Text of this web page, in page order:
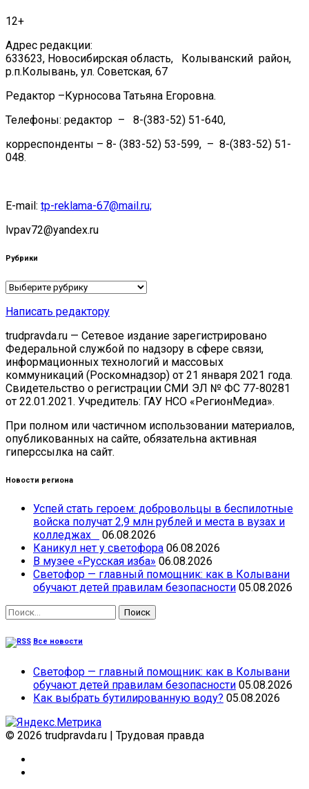
12+
Адрес редакции:
633623, Новосибирская область, Колыванский район,
р.п.Колывань, ул. Советская, 67
Редактор –Курносова Татьяна Егоровна.
Телефоны: редактор – 8-(383-52) 51-640,
корреспонденты – 8- (383-52) 53-599, – 8-(383-52) 51-
048.
E-mail: tp-reklama-67@mail.ru;
lvpav72@yandex.ru
Рубрики
Рубрики
Написать редактору
trudpravda.ru — Сетевое издание зарегистрировано
Федеральной службой по надзору в сфере связи,
информационных технологий и массовых
коммуникаций (Роскомнадзор) от 21 января 2021 года.
Свидетельство о регистрации СМИ ЭЛ № ФС 77-80281
от 22.01.2021. Учредитель: ГАУ НСО «РегионМедиа».
При полном или частичном использовании материалов,
опубликованных на сайте, обязательна активная
гиперссылка на сайт.
Новости региона
Успей стать героем: добровольцы в беспилотные
войска получат 2,9 млн рублей и места в вузах и
колледжах
06.08.2026
Каникул нет у светофора 06.08.2026
В музее «Русская изба» 06.08.2026
Светофор — главный помощник: как в Колывани
обучают детей правилам безопасности 05.08.2026
Найти:
Все новости
Светофор — главный помощник: как в Колывани
обучают детей правилам безопасности 05.08.2026
Как выбрать бутилированную воду? 05.08.2026
© 2026 trudpravda.ru | Трудовая правда